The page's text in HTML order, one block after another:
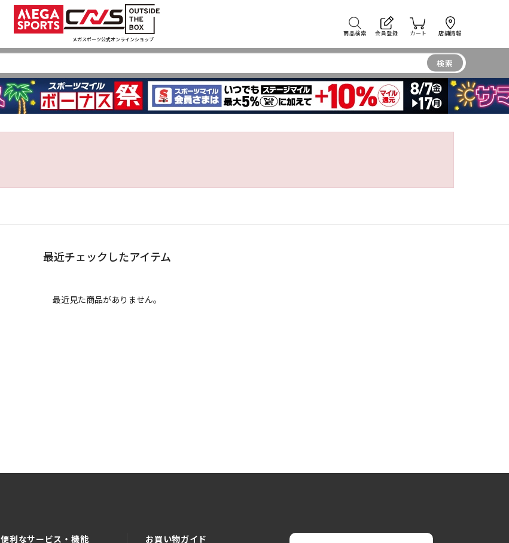
メガスポーツ公式オンラインショップ
商品検索 会員登録 カート 店舗情報
検索
最近チェックしたアイテム
最近見た商品がありません。
便利なサービス・機能 お買い物ガイド